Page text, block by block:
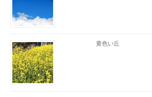
黄色い丘